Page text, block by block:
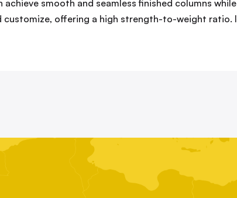
achieve smooth and seamless finished columns
offering a high strength-to-weight ratio.